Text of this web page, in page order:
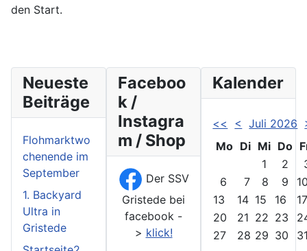
den Start.
Neueste
Beiträge
Flohmarktwo
chenende im
September
1. Backyard
Ultra in
Gristede
Faceboo
k /
Instagra
m / Shop
Der SSV
Gristede bei
facebook -
> klick!
Kalender
<< < Juli 2026
Mo Di Mi Do
1
2
6
7 8 9
13
14 15 16
20
21 22 23
27
28 29 30